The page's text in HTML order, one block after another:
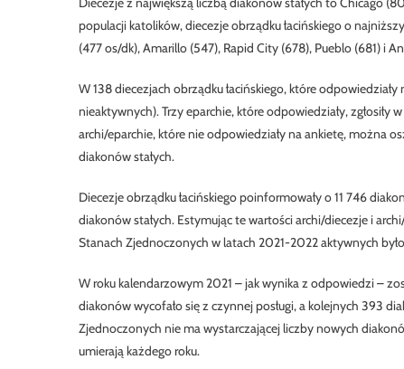
populacji katolików, diecezje obrządku łacińskiego o
(477 os/dk), Amarillo (547), Rapid City (678), Pueblo (681) i
W 138 diecezjach obrządku łacińskiego, które
nieaktywnych). Trzy eparchie, które odpowiedziały,
archi/eparchie, które nie odpowiedziały na ankietę, można
diakonów stałych.
Diecezje obrządku łacińskiego poinformowały o 11 746
diakonów stałych. Estymując te wartości archi/diecezje i
Stanach Zjednoczonych w latach 2021-2022 aktywnych
W roku kalendarzowym 2021 – jak wynika z odpowiedzi –
diakonów wycofało się z czynnej posługi, a kolejnych 393
Zjednoczonych nie ma wystarczającej liczby nowych
umierają każdego roku.